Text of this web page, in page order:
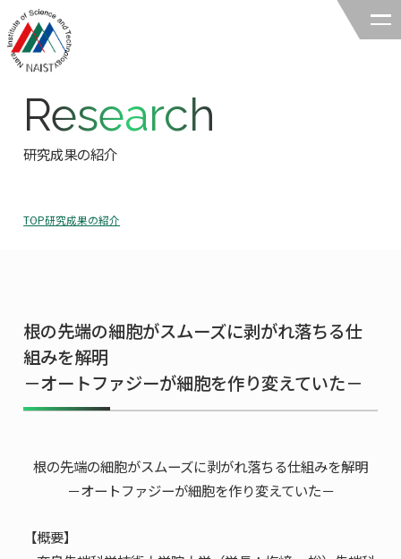
奈良先端科学技術大学院大学
領域の概要・特色
領域賞の紹介
研究室一覧
教員一覧
共用機器・設備紹介
NAIST Edge BIO
教育TOP
研究室への配属
5年一貫コースの
国際化教育プログラム
サマーキャンプ
キャリア
キャリアTOP
卒業生の声
アクセス
お問い
領域棟
Research
研究成果の紹介
TOP研究成果の紹介
根の先端の細胞がスムーズに剥がれ落ちる仕
組みを解明
－オートファジーが細胞を作り変えていた－
根の先端の細胞がスムーズに剥がれ落ちる仕組みを解明
－オートファジーが細胞を作り変えていた－
【概要】